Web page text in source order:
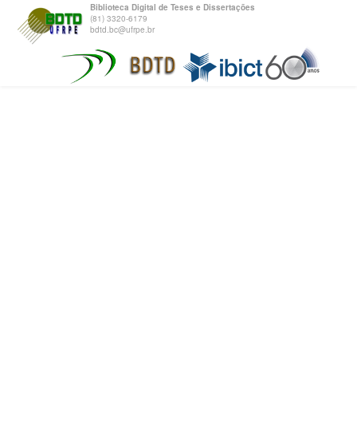
Biblioteca Digital de Teses e Dissertações
(81) 3320-6179
bdtd.bc@ufrpe.br